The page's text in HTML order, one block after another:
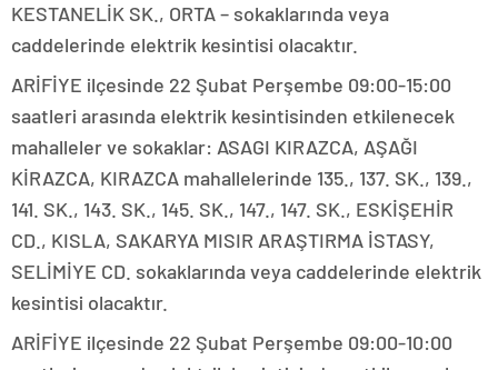
KESTANELİK SK., ORTA – sokaklarında veya
caddelerinde elektrik kesintisi olacaktır.
ARİFİYE ilçesinde 22 Şubat Perşembe 09:00-15:00
saatleri arasında elektrik kesintisinden etkilenecek
mahalleler ve sokaklar: ASAGI KIRAZCA, AŞAĞI
KİRAZCA, KIRAZCA mahallelerinde 135., 137. SK., 139.,
141. SK., 143. SK., 145. SK., 147., 147. SK., ESKİŞEHİR
CD., KISLA, SAKARYA MISIR ARAŞTIRMA İSTASY,
SELİMİYE CD. sokaklarında veya caddelerinde elektrik
kesintisi olacaktır.
ARİFİYE ilçesinde 22 Şubat Perşembe 09:00-10:00